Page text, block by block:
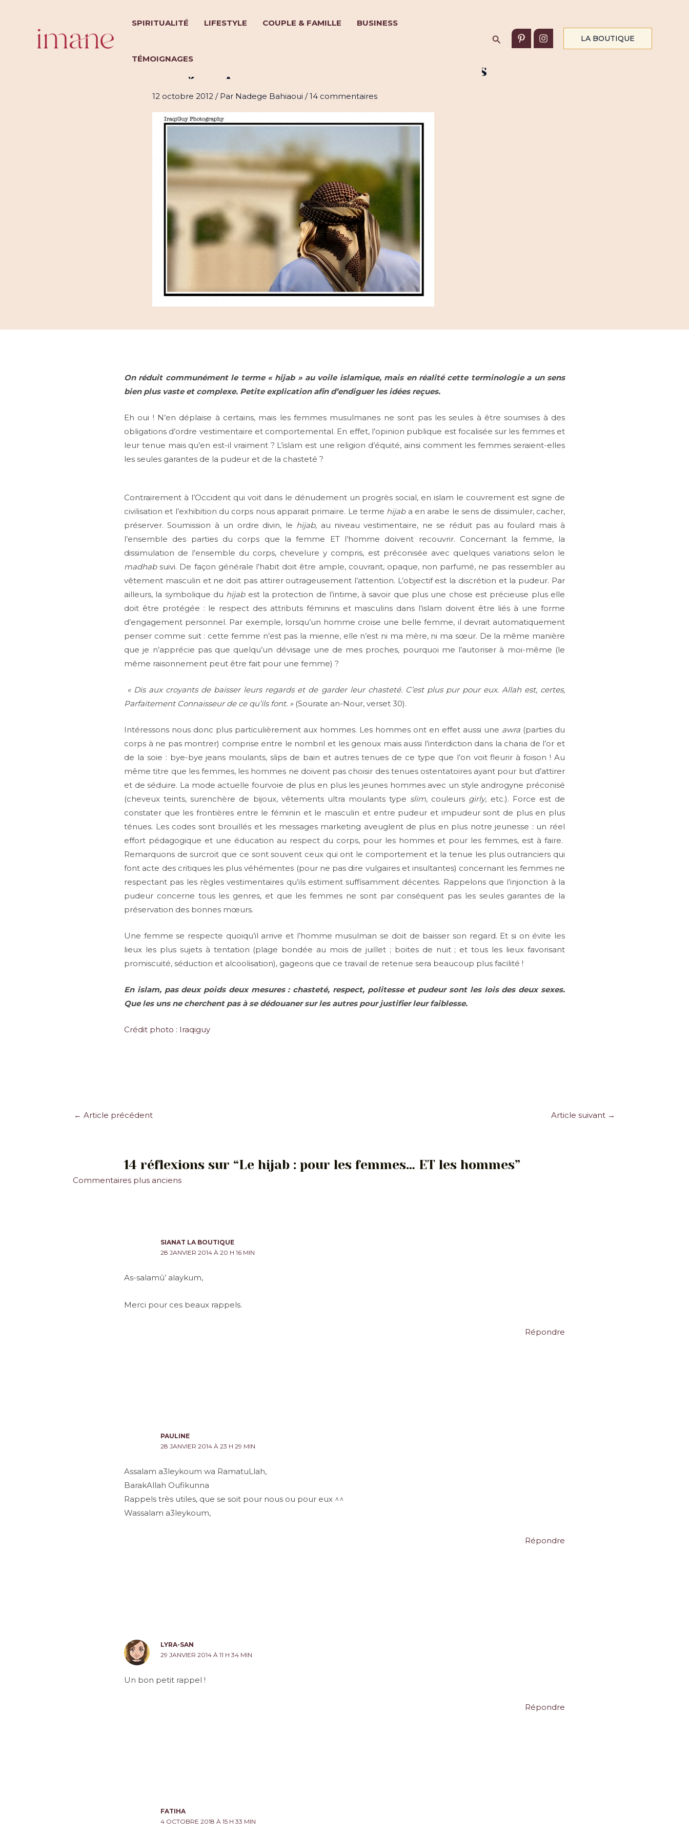
SPIRITUALITÉ LIFESTYLE COUPLE & FAMILLE BUSINESS
TÉMOIGNAGES
Rechercher LA BOUTIQUE
Le hijab : pour les femmes… ET les hommes
12 octobre 2012 / Par Nadege Bahiaoui /14 commentaires
On réduit communément le terme « hijab » au voile islamique, mais en réalité cette terminologie a un sens
bien plus vaste et complexe. Petite explication afin d’endiguer les idées reçues.
Eh oui ! N’en déplaise à certains, mais les femmes musulmanes ne sont pas les seules à être soumises à des
obligations d’ordre vestimentaire et comportemental. En effet, l’opinion publique est focalisée sur les femmes et
leur tenue mais qu’en est-il vraiment ? L’islam est une religion d’équité, ainsi comment les femmes seraient-elles
les seules garantes de la pudeur et de la chasteté ?
Contrairement à l’Occident qui voit dans le dénudement un progrès social, en islam le couvrement est signe de
civilisation et l’exhibition du corps nous apparait primaire. Le terme hijab a en arabe le sens de dissimuler, cacher,
préserver. Soumission à un ordre divin, le hijab, au niveau vestimentaire, ne se réduit pas au foulard mais à
l’ensemble des parties du corps que la femme ET l’homme doivent recouvrir. Concernant la femme, la
dissimulation de l’ensemble du corps, chevelure y compris, est préconisée avec quelques variations selon le
madhabsuivi. De façon générale l’habit doit être ample, couvrant, opaque, non parfumé, ne pas ressembler au
vêtement masculin et ne doit pas attirer outrageusement l’attention. L’objectif est la discrétion et la pudeur. Par
ailleurs, la symbolique du hijabest la protection de l’intime, à savoir que plus une chose est précieuse plus elle
doit être protégée : le respect des attributs féminins et masculins dans l’islam doivent être liés à une forme
d’engagement personnel. Par exemple, lorsqu’un homme croise une belle femme, il devrait automatiquement
penser comme suit : cette femme n’est pas la mienne, elle n’est ni ma mère, ni ma sœur. De la même manière
que je n’apprécie pas que quelqu’un dévisage une de mes proches, pourquoi me l’autoriser à moi-même (le
même raisonnement peut être fait pour une femme) ?
« Dis aux croyants de baisser leurs regards et de garder leur chasteté. C’est plus pur pour eux. Allah est, certes,
Parfaitement Connaisseur de ce qu’ils font. » (Sourate an-Nour, verset 30).
Intéressons nous donc plus particulièrement aux hommes. Les hommes ont en effet aussi une awra(parties du
corps à ne pas montrer) comprise entre le nombril et les genoux mais aussi l’interdiction dans la charia de l’or et
de la soie : bye-bye jeans moulants, slips de bain et autres tenues de ce type que l’on voit fleurir à foison ! Au
même titre que les femmes, les hommes ne doivent pas choisir des tenues ostentatoires ayant pour but d’attirer
et de séduire. La mode actuelle fourvoie de plus en plus les jeunes hommes avec un style androgyne préconisé
(cheveux teints, surenchère de bijoux, vêtements ultra moulants type slim, couleurs girly, etc.). Force est de
constater que les frontières entre le féminin et le masculin et entre pudeur et impudeur sont de plus en plus
ténues. Les codes sont brouillés et les messages marketing aveuglent de plus en plus notre jeunesse : un réel
effort pédagogique et une éducation au respect du corps, pour les hommes et pour les femmes, est à faire.
Remarquons de surcroit que ce sont souvent ceux qui ont le comportement et la tenue les plus outranciers qui
font acte des critiques les plus véhémentes (pour ne pas dire vulgaires et insultantes) concernant les femmes ne
respectant pas les règles vestimentaires qu’ils estiment suffisamment décentes. Rappelons que l’injonction à la
pudeur concerne tous les genres, et que les femmes ne sont par conséquent pas les seules garantes de la
préservation des bonnes mœurs.
Une femme se respecte quoiqu’il arrive et l’homme musulman se doit de baisser son regard. Et si on évite les
lieux les plus sujets à tentation (plage bondée au mois de juillet ; boites de nuit ; et tous les lieux favorisant
promiscuité, séduction et alcoolisation), gageons que ce travail de retenue sera beaucoup plus facilité !
En islam, pas deux poids deux mesures : chasteté, respect, politesse et pudeur sont les lois des deux sexes.
Que les uns ne cherchent pas à se dédouaner sur les autres pour justifier leur faiblesse.
Crédit photo : Iraqiguy
Navigation
← Article précédent Article suivant →
14 réflexions sur “Le hijab : pour les femmes… ET les hommes”
Commentaires
Commentaires plus anciens
SIANAT LA BOUTIQUE
28 JANVIER 2014 À 20 H 16 MIN
As-salamû’ alaykum,
Merci pour ces beaux rappels.
Répondre
PAULINE
28 JANVIER 2014 À 23 H 29 MIN
Assalam a3leykoum wa RamatuLlah,
BarakAllah Oufikunna
Rappels très utiles, que se soit pour nous ou pour eux ^^
Wassalam a3leykoum,
Répondre
LYRA-SAN
29 JANVIER 2014 À 11 H 34 MIN
Un bon petit rappel !
Répondre
FATIHA
4 OCTOBRE 2018 À 15 H 33 MIN